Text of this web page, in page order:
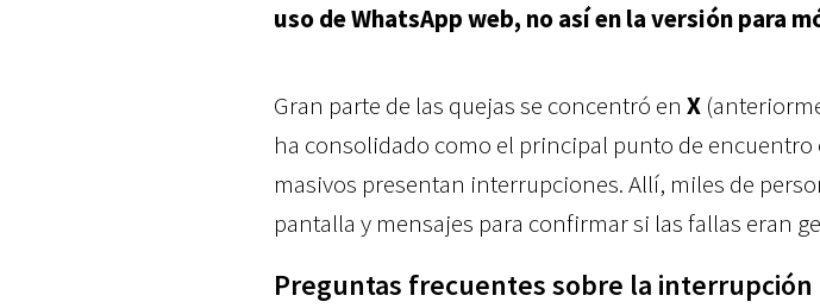
uso de WhatsApp web, no así en la versión para
Gran parte de las quejas se concentró en X
ha consolidado como el principal punto de
masivos presentan interrupciones. Allí, miles de
pantalla y mensajes para confirmar si las fallas eran
Preguntas frecuentes sobre la interrupción